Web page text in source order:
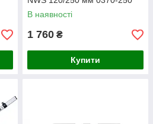
В наявності
1 760 ₴
Купити